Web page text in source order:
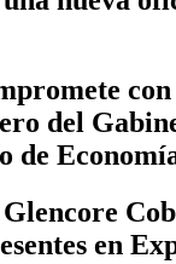
del
de
en